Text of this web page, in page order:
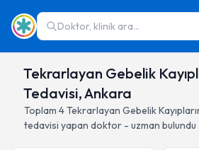
Doktor, klinik ara...
Tekrarlayan Gebelik
Tedavisi, Ankara
Toplam 4Tekrarlayan Gebelik
tedavisi yapan doktor - uzman bulundu